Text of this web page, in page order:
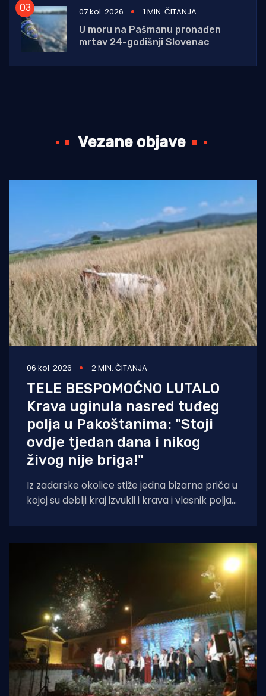
07 kol. 2026
1 MIN. ČITANJA
U moru na Pašmanu pronađen
mrtav 24-godišnji Slovenac
Vezane objave
06 kol. 2026 2 MIN. ČITANJA
TELE BESPOMOĆNO LUTALO
Krava uginula nasred tuđeg
polja u Pakoštanima: "Stoji
ovdje tjedan dana i nikog
živog nije briga!"
Iz zadarske okolice stiže jedna bizarna priča u
kojoj su deblji kraj izvukli i krava i vlasnik polja